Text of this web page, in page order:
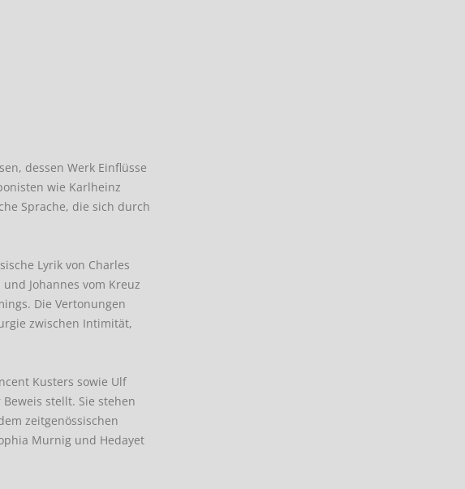
dessen Werk Einflüsse
wie Karlheinz
Sprache, die sich durch
Lyrik von Charles
Johannes vom Kreuz
Die Vertonungen
zwischen Intimität,
Kusters sowie Ulf
stellt. Sie stehen
zeitgenössischen
Murnig und Hedayet